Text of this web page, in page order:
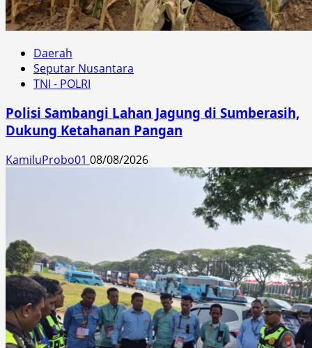
Daerah
Seputar Nusantara
TNI - POLRI
Polisi Sambangi Lahan Jagung di Sumberasih,
Dukung Ketahanan Pangan
KamiluProbo01 08/08/2026